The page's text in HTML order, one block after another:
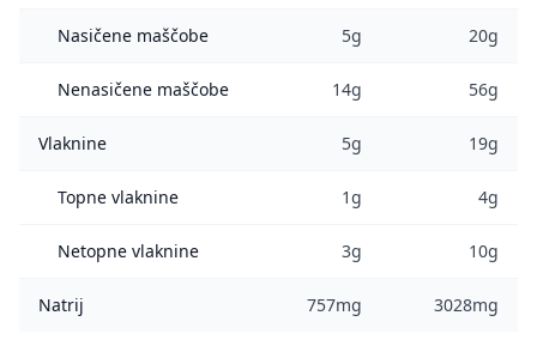
Nasičene maščobe 5g 20g
Nenasičene maščobe 14g 56g
Vlaknine 5g 19g
Topne vlaknine 1g 4g
Netopne vlaknine 3g 10g
Natrij 757mg 3028mg